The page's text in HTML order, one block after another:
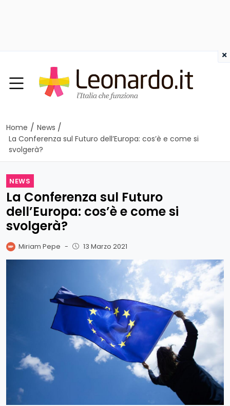
Home / News /
La Conferenza sul Futuro dell’Europa: cos’è e come si
svolgerà?
NEWS
La Conferenza sul Futuro
dell’Europa: cos’è e come si
svolgerà?
Miriam Pepe - 13 Marzo 2021
×